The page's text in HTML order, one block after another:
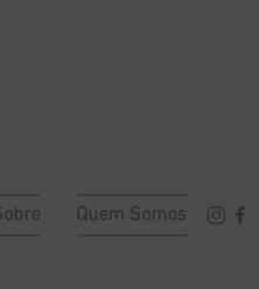
Quem Somos